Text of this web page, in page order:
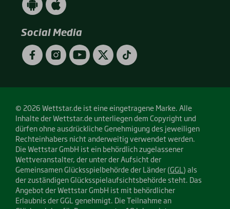
App
(Android
/
Google
Play)
App
(Apple
/
App
Store)
Social Media
FacebookInstagramYouTubeTwitterTikTok
© 2026 Wettstar.de ist eine eingetragene Marke. Alle
Inhalte der Wettstar.de unterliegen dem Copyright und
dürfen ohne ausdrückliche Genehmigung des jeweiligen
Rechteinhabers nicht anderweitig verwendet werden.
Die Wettstar GmbH ist ein behördlich zugelassener
Wettveranstalter, der unter der Aufsicht der
Gemeinsamen Glücksspielbehörde der Länder (GGL ) als
der zuständigen Glücksspielaufsichtsbehörde steht. Das
Angebot der Wettstar GmbH ist mit behördlicher
Erlaubnis der GGL genehmigt. Die Teilnahme an